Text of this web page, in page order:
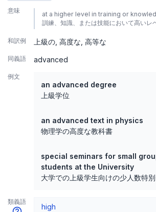
意味
at a higher level in training or
訓練、知識、または技能において高いレ
和訳例 上級の 高度な 高等な
同義語 advanced
例文
an advanced degree
上級学位
an advanced text in physics
物理学の高度な教科書
special seminars for small
students at the University
大学での上級学生向けの少人数特
類義語
high